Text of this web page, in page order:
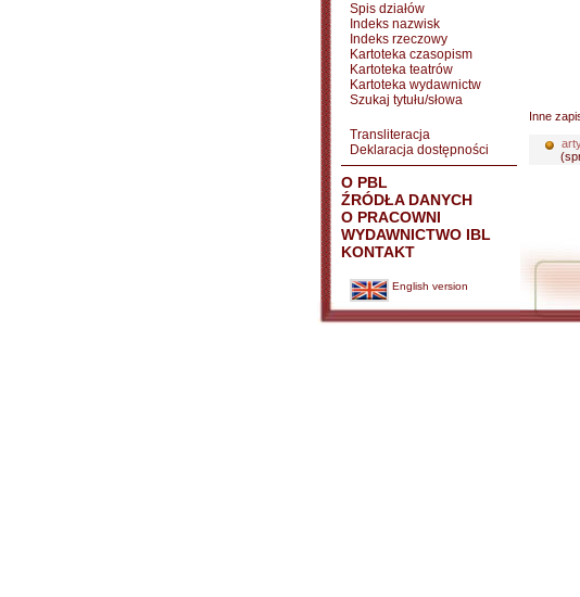
Spis działów
Indeks nazwisk
Indeks rzeczowy
Kartoteka czasopism
Kartoteka teatrów
Kartoteka wydawnictw
Szukaj tytułu/słowa
Transliteracja
Deklaracja dostępności
O PBL
ŹRÓDŁA DANYCH
O PRACOWNI
WYDAWNICTWO IBL
KONTAKT
English version
Inne